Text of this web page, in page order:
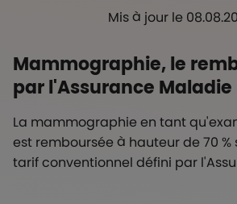
Mis à jour le
Mammographie, le
par l'Assurance Maladie
La mammographie en tant
est remboursée à hauteur de 70 %
tarif conventionnel défini par